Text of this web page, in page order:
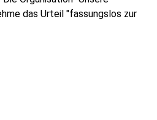
das Urteil "fassungslos zur